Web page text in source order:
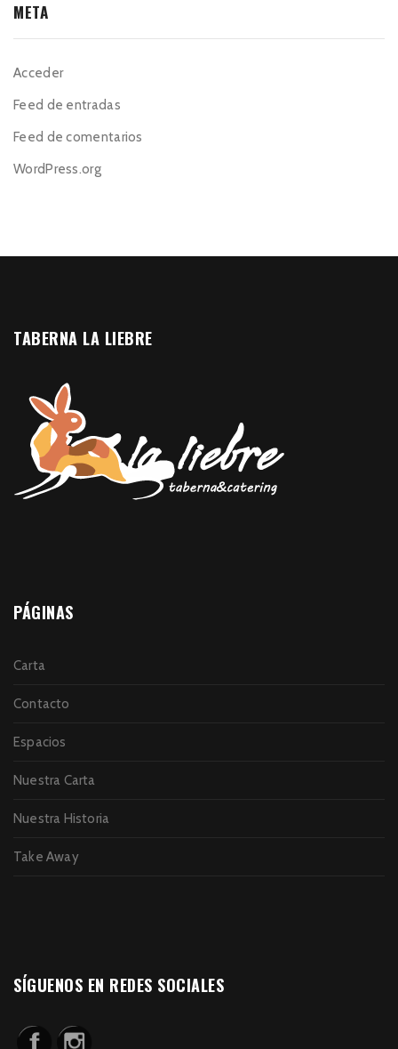
META
Acceder
Feed de entradas
Feed de comentarios
WordPress.org
TABERNA LA LIEBRE
PÁGINAS
Carta
Contacto
Espacios
Nuestra Carta
Nuestra Historia
Take Away
SÍGUENOS EN REDES SOCIALES